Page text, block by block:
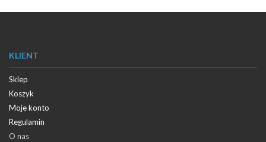
KLIENT
Sklep
Koszyk
Moje konto
Regulamin
O nas